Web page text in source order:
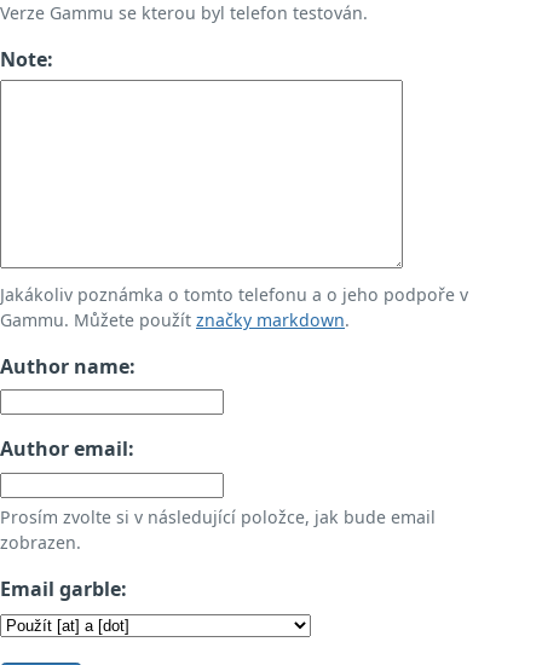
Verze Gammu se kterou byl telefon testován.
Note:
Jakákoliv poznámka o tomto telefonu a o jeho podpoře v
Gammu. Můžete použít značky markdown.
Author name:
Author email:
Prosím zvolte si v následující položce, jak bude email
zobrazen.
Email garble: